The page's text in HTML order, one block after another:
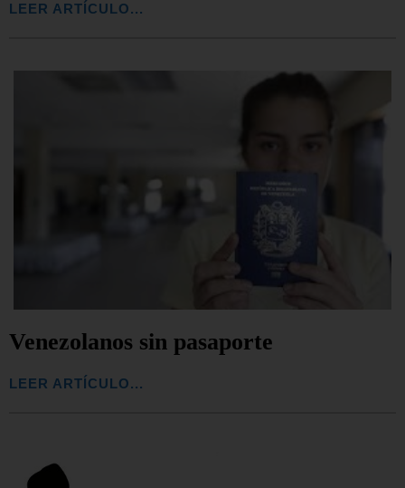
LEER ARTÍCULO...
Venezolanos sin pasaporte
LEER ARTÍCULO...